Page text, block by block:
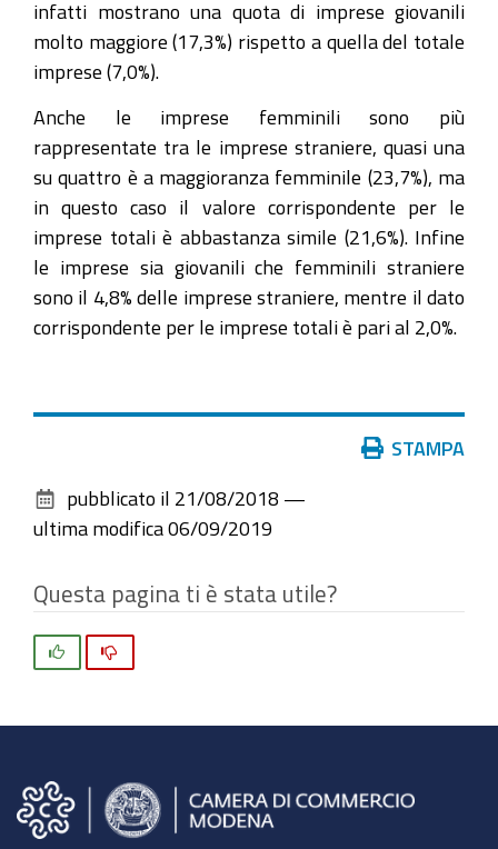
infatti mostrano una quota di imprese giovanili
molto maggiore (17,3%) rispetto a quella del totale
imprese (7,0%).
Anche le imprese femminili sono più
rappresentate tra le imprese straniere, quasi una
su quattro è a maggioranza femminile (23,7%), ma
in questo caso il valore corrispondente per le
imprese totali è abbastanza simile (21,6%). Infine
le imprese sia giovanili che femminili straniere
sono il 4,8% delle imprese straniere, mentre il dato
corrispondente per le imprese totali è pari al 2,0%.
documento
STAMPA
pubblicato il 21/08/2018 —
ultima modifica 06/09/2019
Questa pagina ti è stata utile?